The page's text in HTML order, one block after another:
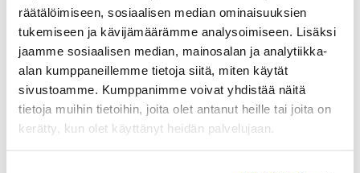
räätälöimiseen, sosiaalisen median ominaisuuksien
tukemiseen ja kävijämäärämme analysoimiseen. Lisäksi
jaamme sosiaalisen median, mainosalan ja analytiikka-
alan kumppaneillemme tietoja siitä, miten käytät
sivustoamme. Kumppanimme voivat yhdistää näitä
tietoja muihin tietoihin, joita olet antanut heille tai joita on
kerätty, kun olet käyttänyt heidän palvelujaan.
AFFARI OF SWEDEN
AFFARI OF SWEDEN PÖYTÄKYNTTILÄ 20CM,
VALKOINEN
Affari of Swedenin käsintehty pöytäkynttilä tuo valoa ja